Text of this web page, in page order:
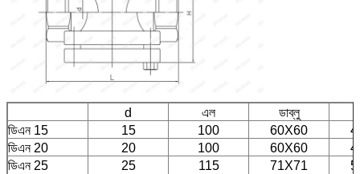
d এল ডাব্লু
ডিএন 15
15 100 60X60
ডিএন 20
20 100 60X60
ডিএন 25
25 115 71X71